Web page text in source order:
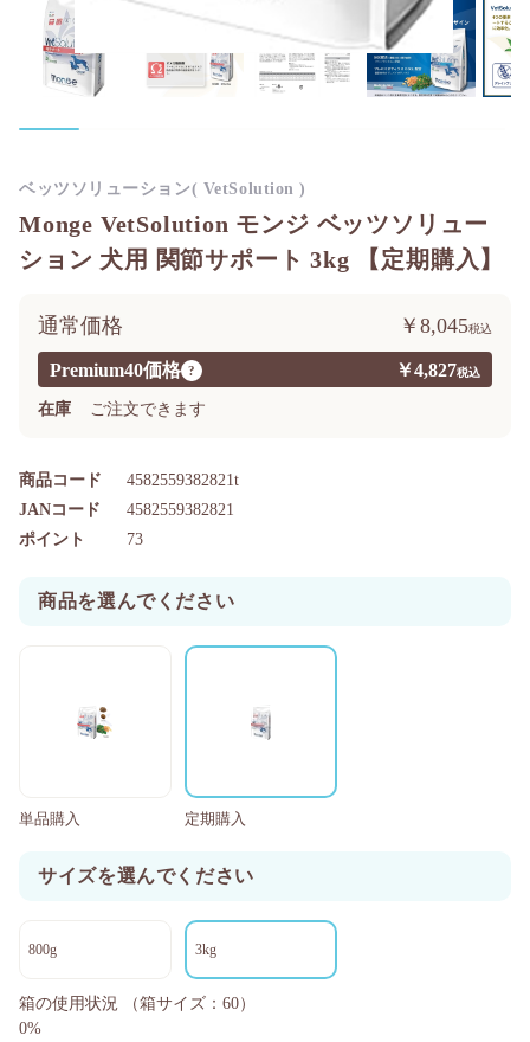
Monge VetSolution モンジ ベッツソリュー
ション 犬用 関節サポート 3kg 【定期購入】
Premium40価格 ? ￥4,827
通常価格 ￥8,045
在庫 ご注文できます
商品コード 4582559382821t
ポイント 73
JANコード 4582559382821
商品を選んでください
単品購入 定期購入
サイズを選んでください
800g 3kg
ベッツソリューション( VetSolution )
箱の使用状況
（箱サイズ：60）
0%